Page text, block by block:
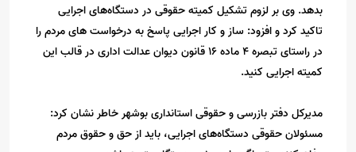
بدهد. وی بر لزوم تشکیل کمیته حقوقی در دستگاه‌های اجرایی
تاکید کرد و افزود: ساز و کار اجرایی پاسخ به درخواست های مردم را
در راستای تبصره ۴ ماده ۱۶ قانون دیوان عدالت اداری در قالب این
کمیته اجرایی کنید.
مدیرکل دفتر بازرسی و حقوقی استانداری بوشهر خاطر نشان کرد:
مسئولان حقوقی دستگاه‌های اجرایی، باید از حق و حقوق مردم